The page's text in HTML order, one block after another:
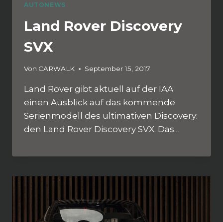
AUTONEWS
Land Rover Discovery
SVX
Von CARWALK September 15, 2017
Land Rover gibt aktuell auf der IAA
einen Ausblick auf das kommende
Serienmodell des ultimativen Discovery:
den Land Rover Discovery SVX. Das…